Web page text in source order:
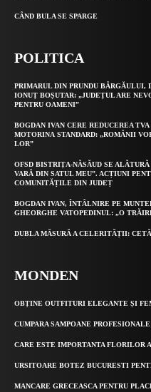
CÂND BULA SE SPARGE
POLITICA
PRIMARUL DIN PRUNDU BÂRGĂULUI,
IONUȚ BOȘUTAR: „JUDEȚUL ARE
PENTRU OAMENI”
BOGDAN IVAN CERE REDUCEREA
MOTORINA STANDARD: „ROMÂNII
LOR”
OFSD BISTRIȚA-NĂSĂUD SE
VARĂ DIN SATUL MEU”. ACȚIUNI
COMUNITĂȚILE DIN JUDEȚ
BOGDAN IVAN, ÎNTÂLNIRE PE
GHEORGHE VATOPEDINUL: „O
DUBLA MĂSURĂ A CELERITĂȚII:
MONDEN
OBȚINE OUTFITURI ELEGANTE ȘI
CUMPARA SAMPOANE
CARE ESTE IMPORTANTA FLORILOR
URSITOARE BOTEZ BUCURESTI
MANCARE GRECEASCA PENTRU